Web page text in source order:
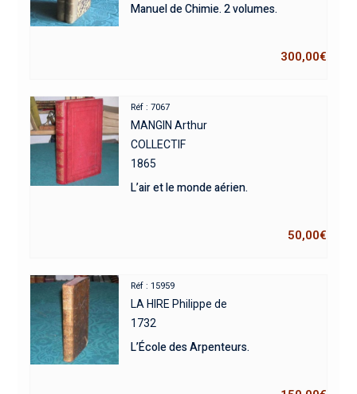
Manuel de Chimie. 2 volumes.
300,00€
Réf : 7067
MANGIN Arthur
COLLECTIF
1865
L’air et le monde aérien.
50,00€
Réf : 15959
LA HIRE Philippe de
1732
L’École des Arpenteurs.